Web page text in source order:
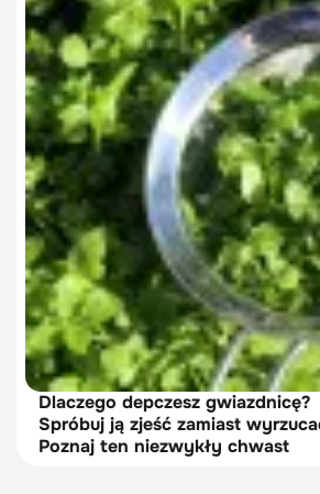
Dlaczego depczesz gwiazdnicę?
Spróbuj ją zjeść zamiast
Poznaj ten niezwykły chwast